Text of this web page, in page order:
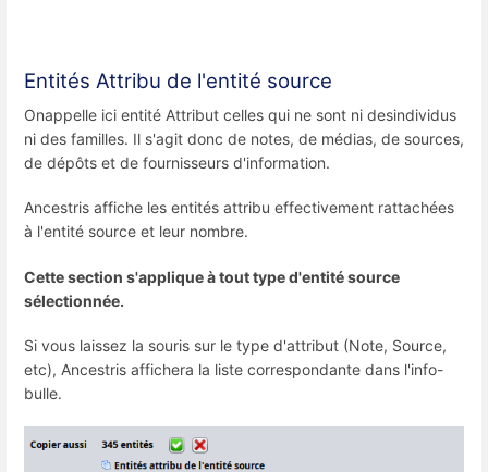
Entités Attribu de l'entité source
Onappelle ici entité Attribut celles qui ne sont ni desindividus
ni des familles. Il s'agit donc de notes, de médias, de sources,
de dépôts et de fournisseurs d'information.
Ancestris affiche les entités attribu effectivement rattachées
à l'entité source et leur nombre.
Cette section s'applique à tout type d'entité source
sélectionnée.
Si vous laissez la souris sur le type d'attribut (Note, Source,
etc), Ancestris affichera la liste correspondante dans l'info-
bulle.